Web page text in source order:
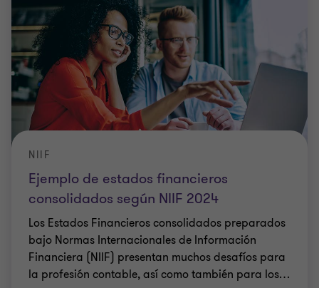
Ejemplo de estados financieros
consolidados según NIIF 2024
NIIF
Los Estados Financieros consolidados preparados
bajo Normas Internacionales de Información
Financiera (NIIF) presentan muchos desafíos para
la profesión contable, así como también para los…